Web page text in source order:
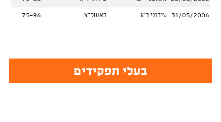
31/05/2006 עירוני ר"ג ראשל"צ 75-96
בעלי תפקידים